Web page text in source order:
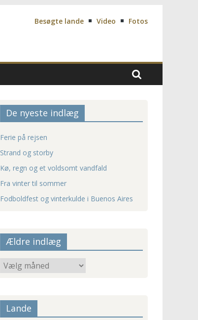
Besøgte lande Video Fotos
De nyeste indlæg
Ferie på rejsen
Strand og storby
Kø, regn og et voldsomt vandfald
Fra vinter til sommer
Fodboldfest og vinterkulde i Buenos Aires
Ældre indlæg
Ældre
Lande